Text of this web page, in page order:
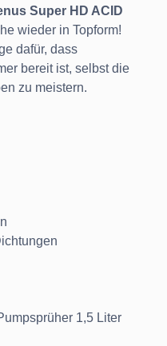
Super HD ACID
wieder in Topform!
dafür, dass
bereit ist, selbst die
zu meistern.
1,5 Liter